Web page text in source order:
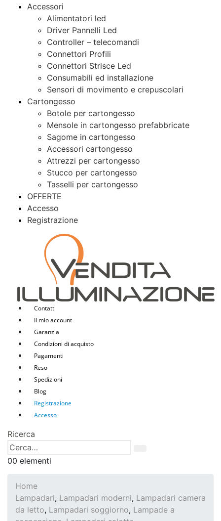
Accessori
Alimentatori led
Driver Pannelli Led
Controller – telecomandi
Connettori Profili
Connettori Strisce Led
Consumabili ed installazione
Sensori di movimento e crepuscolari
Cartongesso
Botole per cartongesso
Mensole in cartongesso prefabbricate
Sagome in cartongesso
Accessori cartongesso
Attrezzi per cartongesso
Stucco per cartongesso
Tasselli per cartongesso
OFFERTE
Accesso
Registrazione
Contatti
Il mio account
Garanzia
Condizioni di acquisto
Pagamenti
Reso
Spedizioni
Blog
Registrazione
Accesso
Ricerca
00 elementi
Home
Lampadari, Lampadari moderni, Lampadari camera
da letto, Lampadari soggiorno, Lampade a